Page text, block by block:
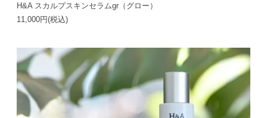
H&A スカルプスキンセラムgr（グロー）
11,000円(税込)